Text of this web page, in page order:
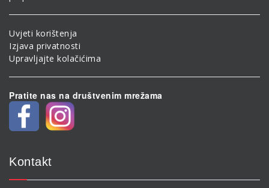
Uvjeti korištenja
Izjava privatnosti
Upravljajte kolačićima
Pratite nas na društvenim mrežama
Kontakt